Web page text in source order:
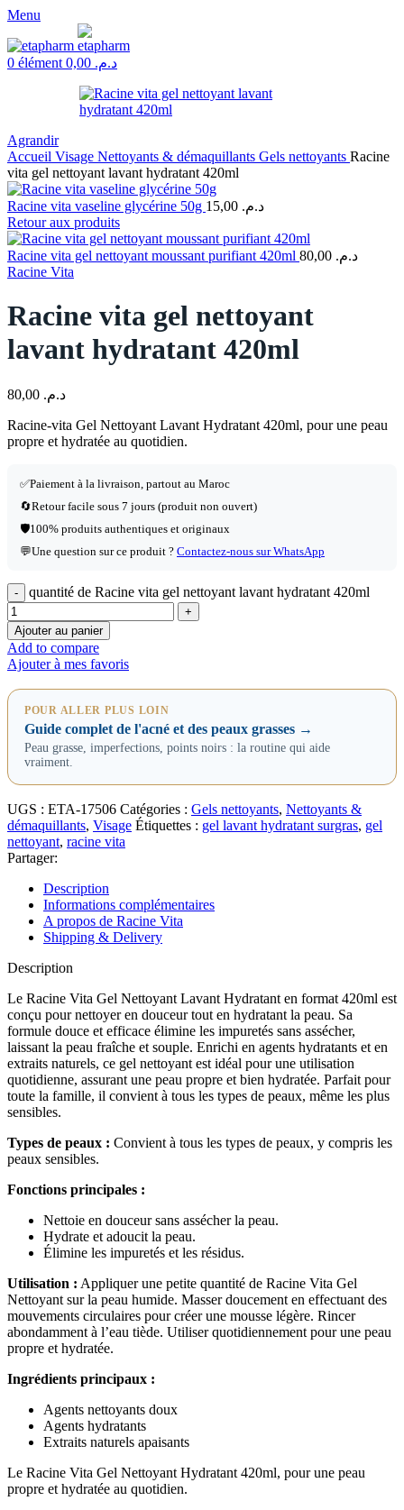
Menu
0 élément د.م.
Agrandir
Accueil Visage Nettoyants & démaquillants Gels nettoyants Racine
vita gel nettoyant lavant hydratant 420ml
Racine vita vaseline glycérine 50g د.م.
Retour aux produits
Racine vita gel nettoyant moussant purifiant 420ml د.م.
Racine Vita
Racine vita gel nettoyant
lavant hydratant 420ml
د.م.
Racine-vita Gel Nettoyant Lavant Hydratant 420ml, pour une peau
propre et hydratée au quotidien.
✅Paiement à la livraison, partout au Maroc
🔄Retour facile sous 7 jours (produit non ouvert)
🛡️100% produits authentiques et originaux
💬Une question sur ce produit ? Contactez-nous sur WhatsApp
quantité de Racine vita gel nettoyant lavant hydratant 420ml
Ajouter au panier
Add to compare
Ajouter à mes favoris
POUR ALLER PLUS LOIN
Guide complet de l'acné et des peaux grasses →
Peau grasse, imperfections, points noirs : la routine qui aide
vraiment.
UGS : ETA-17506 Catégories : Gels nettoyants, Nettoyants &
démaquillants, Visage Étiquettes : gel lavant hydratant surgras, gel
nettoyant, racine vita
Partager:
Description
Informations complémentaires
A propos de Racine Vita
Shipping & Delivery
Description
Le Racine Vita Gel Nettoyant Lavant Hydratant en format 420ml est
conçu pour nettoyer en douceur tout en hydratant la peau. Sa
formule douce et efficace élimine les impuretés sans assécher,
laissant la peau fraîche et souple. Enrichi en agents hydratants et en
extraits naturels, ce gel nettoyant est idéal pour une utilisation
quotidienne, assurant une peau propre et bien hydratée. Parfait pour
toute la famille, il convient à tous les types de peaux, même les plus
sensibles.
Types de peaux : Convient à tous les types de peaux, y compris les
peaux sensibles.
Fonctions principales :
Nettoie en douceur sans assécher la peau.
Hydrate et adoucit la peau.
Élimine les impuretés et les résidus.
Utilisation : Appliquer une petite quantité de Racine Vita Gel
Nettoyant sur la peau humide. Masser doucement en effectuant des
mouvements circulaires pour créer une mousse légère. Rincer
abondamment à l’eau tiède. Utiliser quotidiennement pour une peau
propre et hydratée.
Ingrédients principaux :
Agents nettoyants doux
Agents hydratants
Extraits naturels apaisants
Le Racine Vita Gel Nettoyant Hydratant 420ml, pour une peau
propre et hydratée au quotidien.